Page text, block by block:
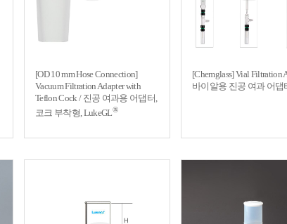
[OD 10 mm Hose Connection]
Vacuum Filtration Adapter with
Teflon Cock / 진공 여과용 어댑터,
코크 부착형, LukeGL®
[Chemglass] Vial Filtration
바이알용 진공 여과 어댑